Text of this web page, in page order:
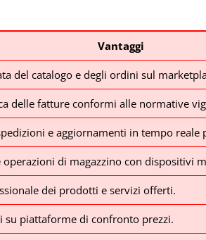
Vantaggi
del catalogo e degli ordini sul
delle fatture conformi alle normative
e aggiornamenti in tempo reale
di magazzino con dispositivi
dei prodotti e servizi offerti.
su piattaforme di confronto prezzi.